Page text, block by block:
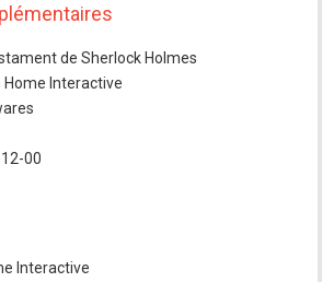
de Sherlock Holmes
Home Interactive
00
Interactive